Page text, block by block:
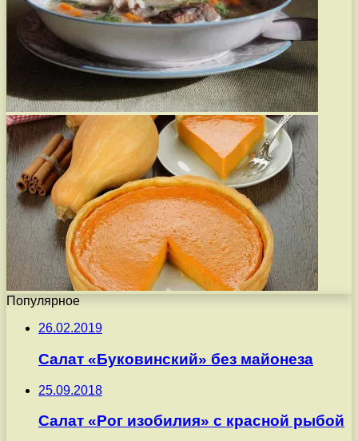
Популярное
26.02.2019
Салат «Буковинский» без майонеза
25.09.2018
Салат «Рог изобилия» с красной рыбой